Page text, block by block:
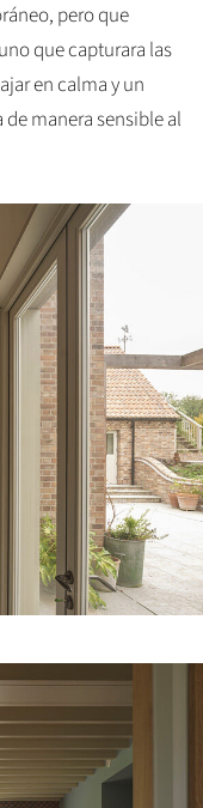
pero que
que capturara las
en calma y un
manera sensible al